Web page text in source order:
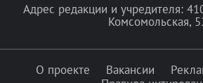
Адрес редакции и учредителя:
Комсомольская,
О проекте Вакансии